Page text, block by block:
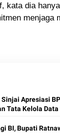
kata dia
menjaga
Apresiasi
Tata Kelola Data
BI, Bupati